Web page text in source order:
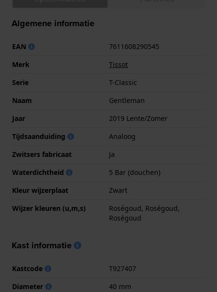
Algemene informatie
EAN
7611608290545
Merk
Tissot
Serie
T-Classic
Naam
Gentleman
Jaar
2019 Lente/Zomer
Tijdsaanduiding
Analoog
Zwitsers fabricaat
Ja
Waterdichtheid
5 Bar (douchen)
Kleur wijzerplaat
Zwart
Wijzer kleuren (u,m,s)
Roségoud, Roségoud,
Roségoud
Kast informatie
Kastcode
T927407
Diameter
40 mm